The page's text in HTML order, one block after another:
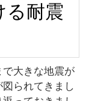
る耐震
大きな地震が
られてきまし